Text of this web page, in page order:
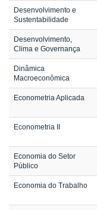
Desenvolvimento e
Sustentabilidade
Desenvolvimento,
Clima e Governança
Dinâmica
Macroeconômica
Econometria Aplicada
Econometria II
Economia do Setor
Público
Economia do Trabalho